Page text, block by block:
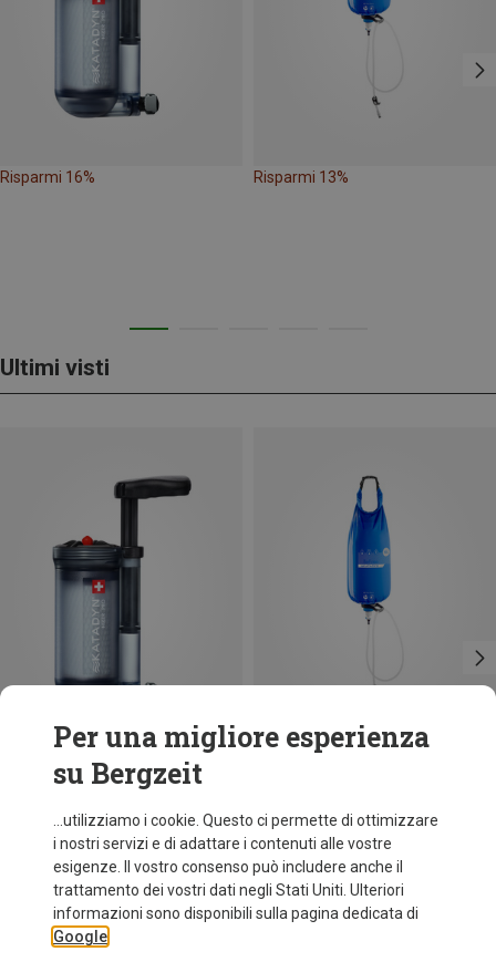
Risparmi 16% Risparmi 13%
Ultimi visti
Risparmi 16%
Per una migliore esperienza
su Bergzeit
...utilizziamo i cookie. Questo ci permette di ottimizzare
i nostri servizi e di adattare i contenuti alle vostre
esigenze. Il vostro consenso può includere anche il
trattamento dei vostri dati negli Stati Uniti. Ulteriori
informazioni sono disponibili sulla pagina dedicata di
Google